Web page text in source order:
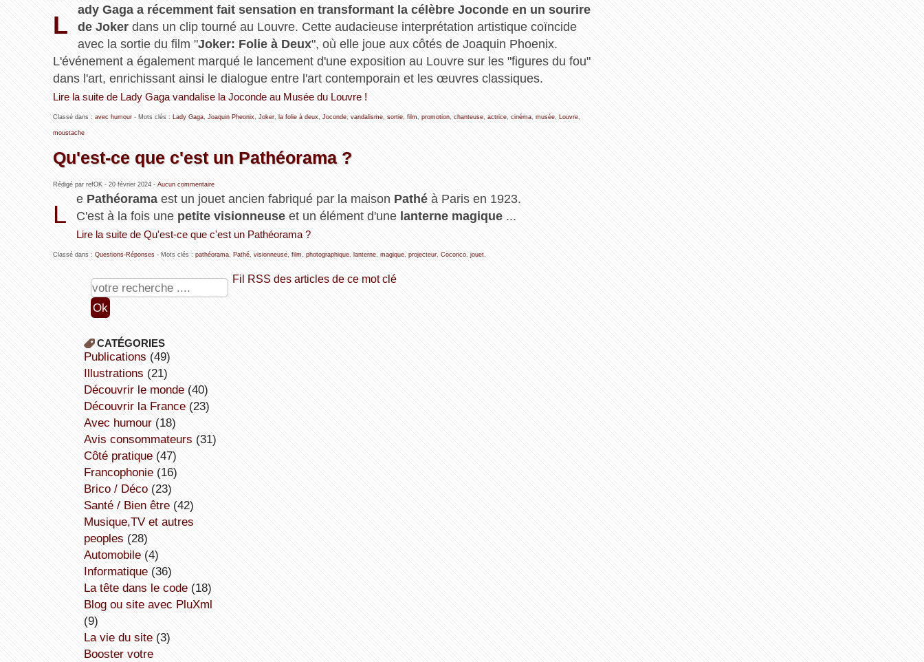
L
ady Gaga a récemment fait sensation en transformant la célèbre Joconde en un sourire
de Joker dans un clip tourné au Louvre. Cette audacieuse interprétation artistique coïncide
avec la sortie du film "Joker: Folie à Deux", où elle joue aux côtés de Joaquin Phoenix.
L'événement a également marqué le lancement d'une exposition au Louvre sur les "figures du fou"
dans l'art, enrichissant ainsi le dialogue entre l'art contemporain et les œuvres classiques.
Lire la suite de Lady Gaga vandalise la Joconde au Musée du Louvre !
Classé dans : avec humour- Mots clés : Lady Gaga, Joaquin Pheonix, Joker, la folie à deux, Joconde, vandalisme, sortie, film, promotion, chanteuse, actrice, cinéma, musée, Louvre,
moustache
Qu'est-ce que c'est un Pathéorama ?
Rédigé par refOK - 20 février 2024- Aucun commentaire
L
e Pathéorama est un jouet ancien fabriqué par la maison Pathé à Paris en 1923.
C'est à la fois une petite visionneuse et un élément d'une lanterne magique ...
Lire la suite de Qu'est-ce que c'est un Pathéorama ?
Classé dans : Questions-Réponses- Mots clés : pathéorama, Pathé, visionneuse, film, photographique, lanterne, magique, projecteur, Cocorico, jouet,
Fil RSS des articles de ce mot clé
CATÉGORIES
publications (49)
illustrations (21)
découvrir le monde(40)
découvrir la France(23)
avec humour(18)
avis consommateurs (31)
côté pratique(47)
Francophonie(16)
Brico / Déco(23)
Santé / Bien être(42)
Musique,TV et autres
peoples (28)
Automobile(4)
informatique(36)
la tête dans le code(18)
Blog ou site avec PluXml
(9)
la vie du site(3)
booster votre